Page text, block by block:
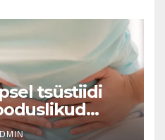
tsüstiidi